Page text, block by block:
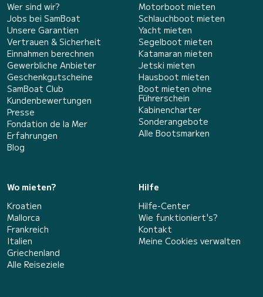
Wer sind wir?
Jobs bei SamBoat
Unsere Garantien
Vertrauen & Sicherheit
Einnahmen berechnen
Gewerbliche Anbieter
Geschenkgutscheine
SamBoat Club
Kundenbewertungen
Presse
Fondation de la Mer
Erfahrungen
Blog
Motorboot mieten
Schlauchboot mieten
Yacht mieten
Segelboot mieten
Katamaran mieten
Jetski mieten
Hausboot mieten
Boot mieten ohne
Führerschein
Kabinencharter
Sonderangebote
Alle Bootsmarken
Wo mieten?
Kroatien
Mallorca
Frankreich
Italien
Griechenland
Alle Reiseziele
Hilfe
Hilfe-Center
Wie funktioniert's?
Kontakt
Meine Cookies verwalten